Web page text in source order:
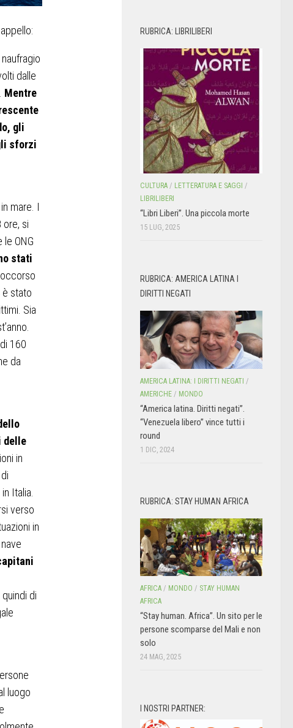
dalle
Mentre
gli
sforzi
mare. I
ore, si
ONG
stati
è stato
Sia
160
da
delle
in
Italia.
verso
in
di
luogo
RUBRICA: LIBRILIBERI
CULTURA / LETTERATURA E SAGGI /
LIBRILIBERI
“Libri Liberi”. Una piccola morte
15 LUG, 2025
RUBRICA: AMERICA LATINA I
DIRITTI NEGATI
AMERICA LATINA: I DIRITTI NEGATI /
AMERICHE / MONDO
“America latina. Diritti negati”.
“Venezuela libero” vince tutti i
round
1 DIC, 2024
RUBRICA: STAY HUMAN AFRICA
AFRICA / MONDO / STAY HUMAN
AFRICA
“Stay human. Africa”. Un sito per le
persone scomparse del Mali e non
solo
24 MAG, 2025
I NOSTRI PARTNER: